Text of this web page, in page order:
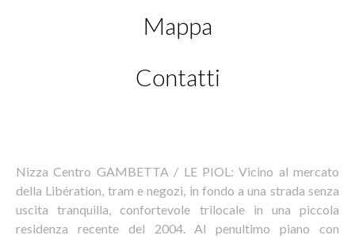
Mappa
Contatti
Nizza Centro GAMBETTA / LE PIOL: Vicino al mercato
della Libération, tram e negozi, in fondo a una strada senza
uscita tranquilla, confortevole trilocale in una piccola
residenza recente del 2004. Al penultimo piano con